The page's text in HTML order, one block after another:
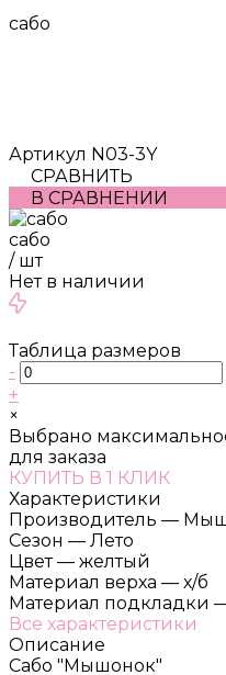
сабо
Артикул N03-3Y
СРАВНИТЬ
В СРАВНЕНИИ
сабо
/ шт
Нет в наличии
Таблица размеров
-
+
×
Выбрано
для заказа
КУПИТЬ В 1 КЛИК
Характеристики
Производитель —
Сезон — Лето
Цвет — желтый
Материал верха — х/б
Материал подкладки
Все характеристики
Описание
Сабо "Мышонок"